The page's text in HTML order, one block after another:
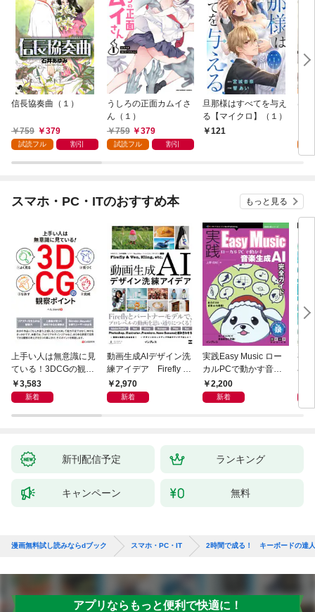
信長協奏曲（１）
759 379
試読フル 割引
うしろの正面カムイさ
ん（１）
759
379
試読フル 割引
旦那様はすべてを与え
る【マイクロ】（１）
121
は
スマホ・PC・ITのおすすめ本 もっと見る
上手い人は無意識に見
ている！3DCGの観察
ポイント
3,583
新着
動画生成AIデザイン洗
練アイデア Firefly &
Veo， Kling， etc.
2,970
新着
実践Easy Music ロー
カルPCで動かす音楽
生成AI完全ガイド
2,200
新着
初
小
新刊配信予定 ランキング
キャンペーン 無料
漫画無料試し読みならdブック スマホ・PC・IT 2時間で成る！ キーボードの達
アプリならもっと便利で快適に！